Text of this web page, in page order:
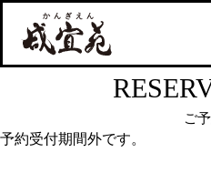
ご
予約受付期間外です。